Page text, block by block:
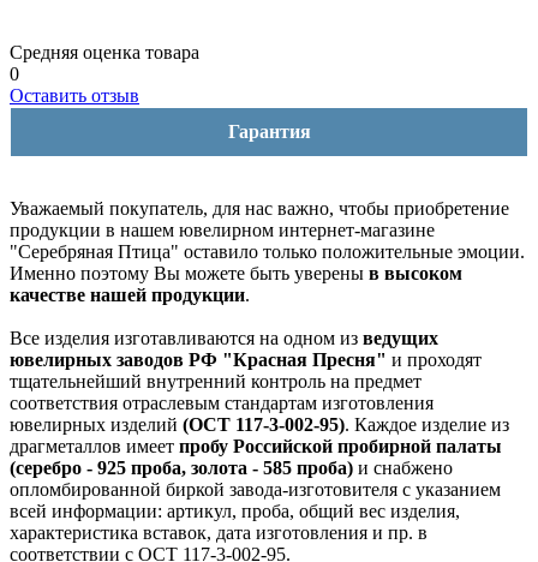
Средняя оценка товара
0
Оставить отзыв
Гарантия
Уважаемый покупатель, для нас важно, чтобы приобретение
продукции в нашем ювелирном интернет-магазине
"Серебряная Птица" оставило только положительные эмоции.
Именно поэтому Вы можете быть уверены в высоком
качестве нашей продукции.
Все изделия изготавливаются на одном из ведущих
ювелирных заводов РФ "Красная Пресня" и проходят
тщательнейший внутренний контроль на предмет
соответствия отраслевым стандартам изготовления
ювелирных изделий (ОСТ 117-3-002-95). Каждое изделие из
драгметаллов имеет пробу Российской пробирной палаты
(серебро - 925 проба, золота - 585 проба) и снабжено
опломбированной биркой завода-изготовителя с указанием
всей информации: артикул, проба, общий вес изделия,
характеристика вставок, дата изготовления и пр. в
соответствии с ОСТ 117-3-002-95.